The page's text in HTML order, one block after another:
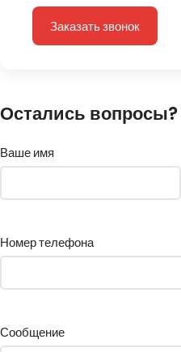
Заказать звонок
Остались вопросы?
Ваше имя
Номер телефона
Сообщение